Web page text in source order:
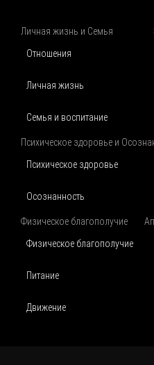
Личная жизнь и Семья
Отношения
Личная жизнь
Семья и воспитание
Психическое здоровье и
Психическое здоровье
Осознанность
Физическое благополучие
Физическое благополучие
Питание
Движение